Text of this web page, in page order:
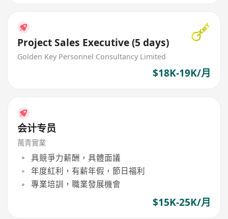
Project Sales Executive (5 days)
Golden Key Personnel Consultancy Limited
$18K-19K/月
会计专员
萬青實業
具競爭力薪酬，具體面議
年度紅利，有薪年假，節日福利
專業培訓，職業發展機會
$15K-25K/月